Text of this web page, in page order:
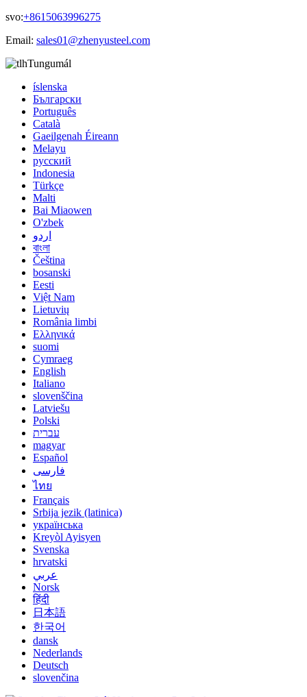
svo:+8615063996275
Email: sales01@zhenyusteel.com
Tungumál
íslenska
Български
Português
Català
Gaeilgenah Éireann
Melayu
русский
Indonesia
Türkçe
Malti
Bai Miaowen
O'zbek
اردو
বাংলা
Čeština
bosanski
Eesti
Việt Nam
Lietuvių
România limbi
Ελληνικά
suomi
Cymraeg
English
Italiano
slovenščina
Latviešu
Polski
עברית
magyar
Español
فارسی
ไทย
Français
Srbija jezik (latinica)
українська
Kreyòl Ayisyen
Svenska
hrvatski
عربي
Norsk
हिंदी
日本語
한국어
dansk
Nederlands
Deutsch
slovenčina